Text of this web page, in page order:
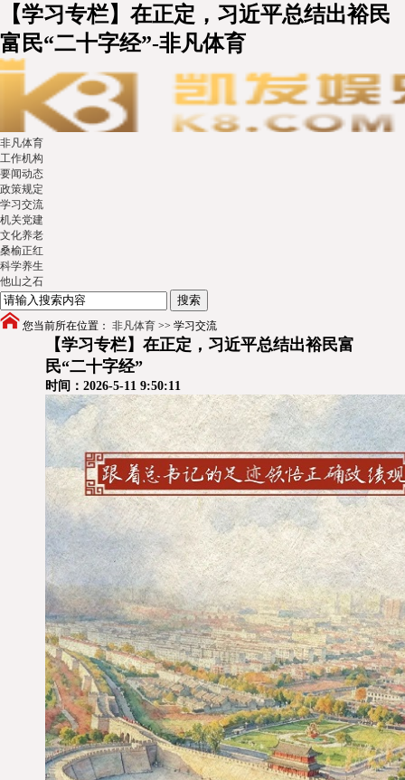
【学习专栏】在正定，习近平总结出裕民
富民“二十字经”-非凡体育
非凡体育
工作机构
要闻动态
政策规定
学习交流
机关党建
文化养老
桑榆正红
科学养生
他山之石
您当前所在位置： 非凡体育 >> 学习交流
【学习专栏】在正定，习近平总结出裕民富
民“二十字经”
时间：2026-5-11 9:50:11